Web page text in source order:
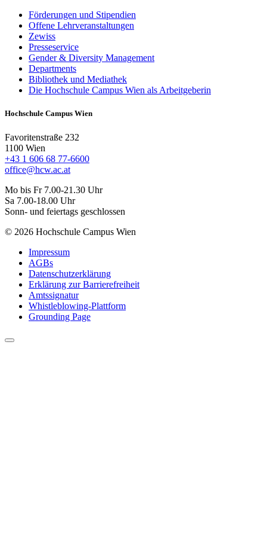
Förderungen und Stipendien
Offene Lehrveranstaltungen
Zewiss
Presseservice
Gender & Diversity Management
Departments
Bibliothek und Mediathek
Die Hochschule Campus Wien als Arbeitgeberin
Hochschule Campus Wien
Favoritenstraße 232
1100 Wien
+43 1 606 68 77-6600
office@hcw.ac.at
Mo bis Fr 7.00-21.30 Uhr
Sa 7.00-18.00 Uhr
Sonn- und feiertags geschlossen
© 2026 Hochschule Campus Wien
Impressum
AGBs
Datenschutzerklärung
Erklärung zur Barrierefreiheit
Amtssignatur
Whistleblowing-Plattform
Grounding Page